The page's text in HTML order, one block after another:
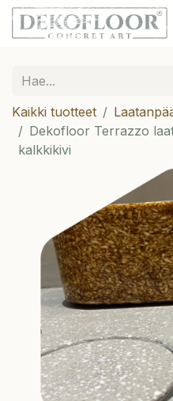
Kaikki tuotteet
Dekofloor Terrazzo
kalkkikivi